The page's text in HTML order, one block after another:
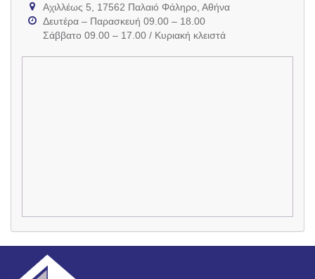
Αχιλλέως 5, 17562 Παλαιό Φάληρο, Αθήνα
Δευτέρα – Παρασκευή 09.00 – 18.00
Σάββατο 09.00 – 17.00 / Κυριακή κλειστά